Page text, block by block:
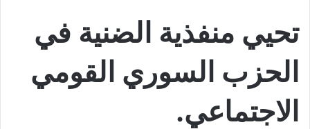
تحيي منفذية الضنية في
الحزب السوري القومي
الاجتماعي.